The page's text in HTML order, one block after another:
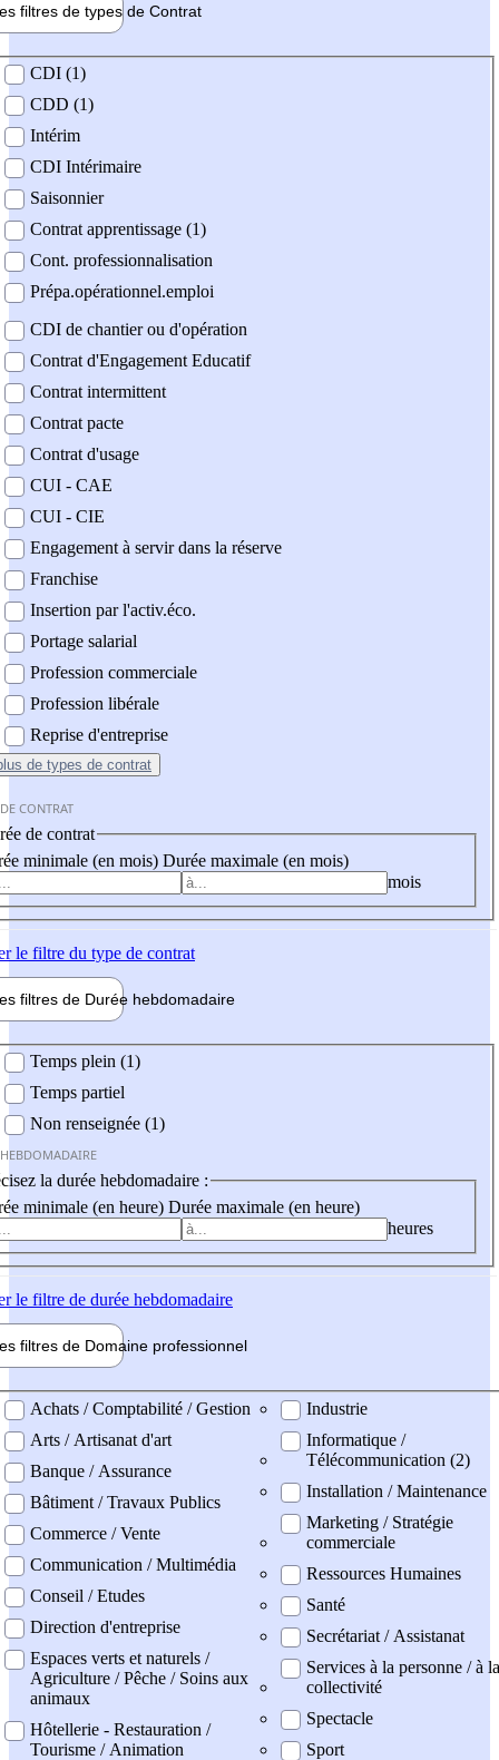
filtres de types de Contrat
contrat
CDI (1)
CDD (1)
Intérim
CDI Intérimaire
Saisonnier
Contrat apprentissage (1)
Cont. professionnalisation
Prépa.opérationnel.emploi
CDI de chantier ou d'opération
Contrat d'Engagement Educatif
Contrat intermittent
Contrat pacte
Contrat d'usage
CUI - CAE
CUI - CIE
Engagement à servir dans la réserve
Franchise
Insertion par l'activ.éco.
Portage salarial
Profession commerciale
Profession libérale
Reprise d'entreprise
de types de contrat
CONTRAT
de contrat
minimale (en mois) Durée maximale (en mois)
mois
le filtre du type de contrat
filtres de Durée hebdomadaire
Temps plein (1)
Temps partiel
Non renseignée (1)
la durée hebdomadaire :
minimale (en heure) Durée maximale (en heure)
heures
le filtre de durée hebdomadaire
filtres de Domaine professionnel
professionel
Achats / Comptabilité / Gestion
Arts / Artisanat d'art
Banque / Assurance
Bâtiment / Travaux Publics
Commerce / Vente
Communication / Multimédia
Conseil / Etudes
Direction d'entreprise
Espaces verts et naturels /
Agriculture / Pêche / Soins aux
animaux
Hôtellerie - Restauration /
Tourisme / Animation
Industrie
Informatique /
Télécommunication (2)
Installation / Maintenance
Marketing / Stratégie
commerciale
Ressources Humaines
Santé
Secrétariat / Assistanat
Services à la personne / à la
collectivité
Spectacle
Sport